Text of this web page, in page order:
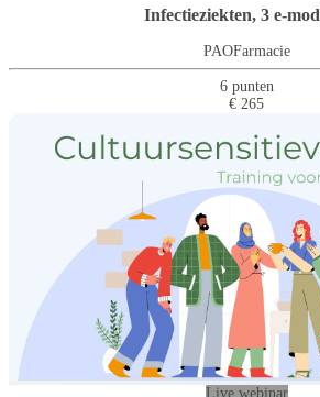
Infectieziekten, 3 e-
PAOFarmacie
6 punten
€ 265
Live webinar